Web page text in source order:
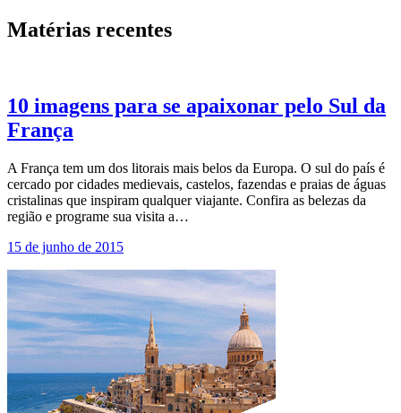
Matérias recentes
10 imagens para se apaixonar pelo Sul da
França
A França tem um dos litorais mais belos da Europa. O sul do país é
cercado por cidades medievais, castelos, fazendas e praias de águas
cristalinas que inspiram qualquer viajante. Confira as belezas da
região e programe sua visita a…
15 de junho de 2015